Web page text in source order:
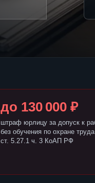
до 130 000 ₽
штраф юрлицу за допуск к
без обучения по охране
ст. 5.27.1 ч. 3 КоАП РФ